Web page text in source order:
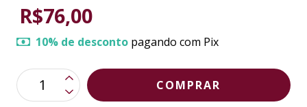
R$76,00
10% de desconto pagando com Pix